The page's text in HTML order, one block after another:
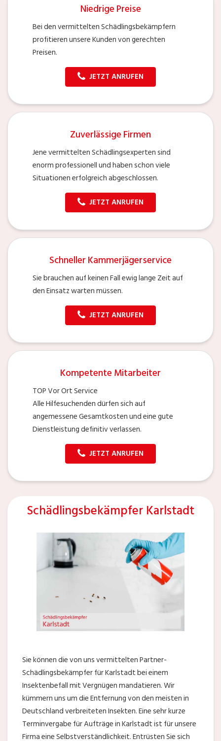
Niedrige Preise
Bei den vermittelten Schädlingsbekämpfern
profitieren unsere Kunden von gerechten
Preisen.
JETZT ANRUFEN
Zuverlässige Firmen
Jene vermittelten Schädlingsexperten sind
enorm professionell und haben schon viele
Situationen erfolgreich abgeschlossen.
JETZT ANRUFEN
Schneller Kammerjägerservice
Sie brauchen auf keinen Fall ewig lange Zeit auf
den Einsatz warten müssen.
JETZT ANRUFEN
Kompetente Mitarbeiter
TOP Vor Ort Service
Alle Hilfesuchenden dürfen sich auf
angemessene Gesamtkosten und eine gute
Dienstleistung definitiv verlassen.
JETZT ANRUFEN
Schädlingsbekämpfer Karlstadt
Sie können die von uns vermittelten Partner-
Schädlingsbekämpfer für Karlstadt bei einem
Insektenbefall mit Vergnügen mandatieren. Wir
kümmern uns um die Entfernung von den meisten in
Deutschland verbreiteten Insekten. Eine sehr kurze
Terminvergabe für Aufträge in Karlstadt ist für unsere
Firma eine Selbstverständlichkeit. Entrüsten Sie sich